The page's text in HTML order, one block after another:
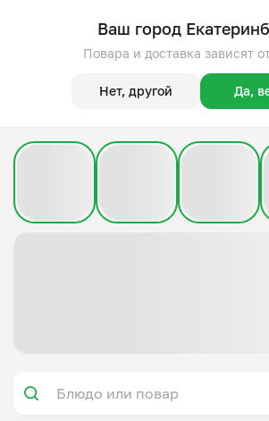
Ваш город
Повара и доставка зависят
Нет, другой Да,